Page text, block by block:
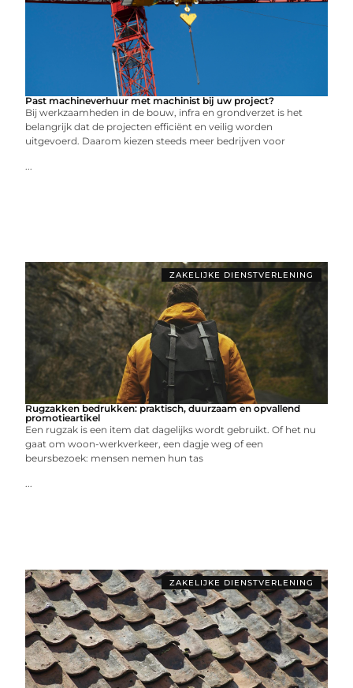
Past machineverhuur met machinist bij uw project?
Bij werkzaamheden in de bouw, infra en grondverzet is het
belangrijk dat de projecten efficiënt en veilig worden
uitgevoerd. Daarom kiezen steeds meer bedrijven voor
...
ZAKELIJKE DIENSTVERLENING
Rugzakken bedrukken: praktisch, duurzaam en opvallend
promotieartikel
Een rugzak is een item dat dagelijks wordt gebruikt. Of het nu
gaat om woon-werkverkeer, een dagje weg of een
beursbezoek: mensen nemen hun tas
...
ZAKELIJKE DIENSTVERLENING